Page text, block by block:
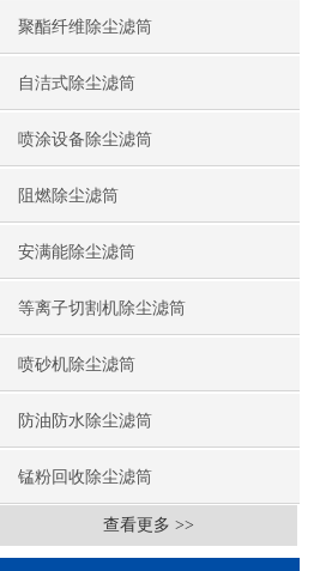
聚酯纤维除尘滤筒
自洁式除尘滤筒
喷涂设备除尘滤筒
阻燃除尘滤筒
安满能除尘滤筒
等离子切割机除尘滤筒
喷砂机除尘滤筒
防油防水除尘滤筒
锰粉回收除尘滤筒
查看更多 >>